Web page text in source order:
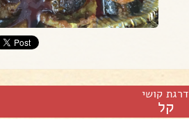
דרגת קושי
קל